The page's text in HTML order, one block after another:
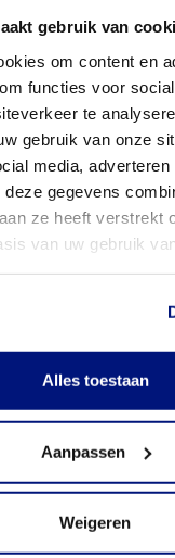
gebruik van
om content en
functies voor
te
gebruik van onze
media,
deze gegevens
ze heeft verstrekt
van uw gebruik
Alles toestaan
Aanpassen
Weigeren
in confectie- of
mijn eigendom?
geleverd onder de
zorgverzekering?
duimprothese
van mijn
duimprothese vergoed
vergoeding van een
die ik gebruik voor
bijdrage voor de